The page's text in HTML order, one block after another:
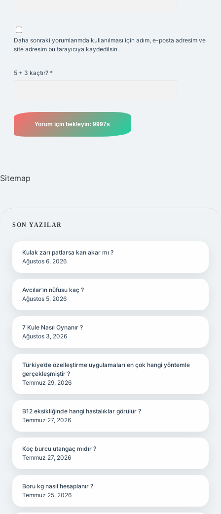
Daha sonraki yorumlarımda kullanılması için adım, e-posta adresim ve
site adresim bu tarayıcıya kaydedilsin.
5 + 3 kaçtır? *
Sitemap
SIDEBAR
SON YAZILAR
Kulak zarı patlarsa kan akar mı ?
Ağustos 6, 2026
Avcılar’ın nüfusu kaç ?
Ağustos 5, 2026
7 Kule Nasıl Oynanır ?
Ağustos 3, 2026
Türkiye’de özelleştirme uygulamaları en çok hangi yöntemle
gerçekleşmiştir ?
Temmuz 29, 2026
B12 eksikliğinde hangi hastalıklar görülür ?
Temmuz 27, 2026
Koç burcu utangaç mıdır ?
Temmuz 27, 2026
Boru kg nasıl hesaplanır ?
Temmuz 25, 2026